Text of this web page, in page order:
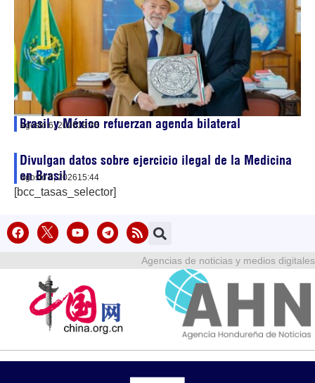
Brasil y México refuerzan agenda bilateral
agosto 6, 202619:36
Divulgan datos sobre ejercicio ilegal de la Medicina
en Brasil
agosto 6, 202615:44
[bcc_tasas_selector]
Agencias de noticias y medios digitales